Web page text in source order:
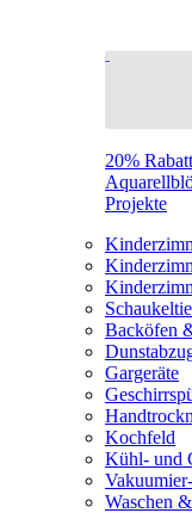
20%
Projekte
Backöfen
Gargeräte
Kochfeld
Kühl- und
Waschen